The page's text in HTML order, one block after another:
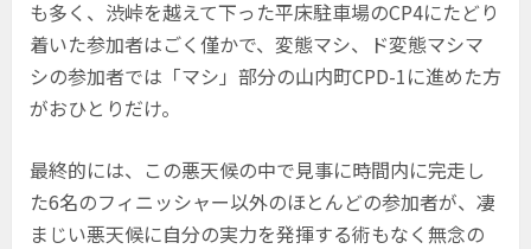
も多く、渋峠を越えて下った平床駐車場のCP4にたどり
着いた参加者はごく僅かで、変態マシ、ド変態マシマ
シの参加者では「マシ」部分の山内町CPD-1に進めた方
がおひとりだけ。
最終的には、この悪天候の中で見事に時間内に完走し
た6名のフィニッシャー以外のほとんどの参加者が、凄
まじい悪天候に自分の実力を発揮する術もなく無念の